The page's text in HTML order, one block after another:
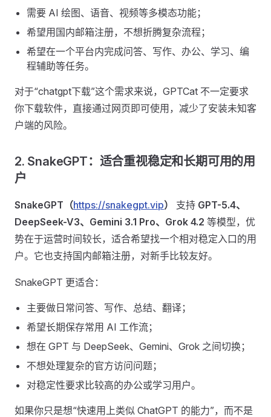
需要 AI 绘图、语音、视频等多模态功能；
希望用国内邮箱注册，不想折腾复杂流程；
希望在一个平台内完成问答、写作、办公、学习、编
程辅助等任务。
对于“chatgpt下载”这个需求来说，GPTCat 不一定要求
你下载软件，直接通过网页即可使用，减少了安装未知客
户端的风险。
2. SnakeGPT：适合重视稳定和长期可用的用
户
SnakeGPT（https://snakegpt.vip） 支持 GPT-5.4、
DeepSeek-V3、Gemini 3.1 Pro、Grok 4.2 等模型，优
势在于运营时间较长，适合希望找一个相对稳定入口的用
户。它也支持国内邮箱注册，对新手比较友好。
SnakeGPT 更适合：
主要做日常问答、写作、总结、翻译；
希望长期保存常用 AI 工作流；
想在 GPT 与 DeepSeek、Gemini、Grok 之间切换；
不想处理复杂的官方访问问题；
对稳定性要求比较高的办公或学习用户。
如果你只是想“快速用上类似 ChatGPT 的能力”，而不是